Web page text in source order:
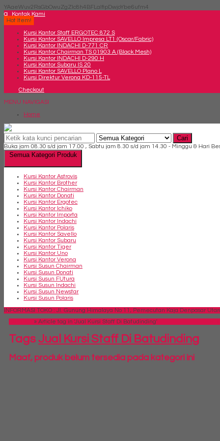
YAaeWuv2RsGbOwuZgZlc8h4BFLalfipDwjoYbe6ufm4
q
Kontak Kami
Hot Item!
Kursi Kantor Staff ERGOTEC 872 S
Kursi Kantor SAVELLO Impresa LT1 (Oscar/Fabric)
Kursi Kantor INDACHI D-771 CR
Kursi Kantor Chairman TS 01903 A (Black Mesh)
Kursi Kantor INDACHI D-290 H
Kursi Kantor Subaru IS 20
Kursi Kantor SAVELLO Plano L
Kursi Direktur Verona KD-115-TL
Checkout
MENU NAVIGASI
Home
Cari
Buka jam 08.30 s/d jam 17.00 , Sabtu jam 8.30 s/d jam 14.30 - Minggu & Hari
Semua Kategori Produk
Kursi Kantor Astrovis
Kursi Kantor Brother
Kursi Kantor Chairman
Kursi Kantor Donati
Kursi Kantor Ergotec
Kursi Kantor Ichiko
Kursi Kantor Importa
Kursi Kantor Indachi
Kursi Kantor Polaris
Kursi Kantor Savello
Kursi Kantor Subaru
Kursi Kantor Tiger
Kursi Kantor Uno
Kursi Kantor Verona
Kursi Susun Chairman
Kursi Susun Donati
Kursi Susun FUtura
Kursi Susun Indachi
Kursi Susun Newstar
Kursi Susun Polaris
INFORMASI TOKO : Jl. Gunung Himalaya No 11, Pemecutan Kaja Denpasar
» Article tag in 'Jual Kursi Staff Di Batudinding'
Tags Jual Kursi Staff Di Batudinding
Maaf, produk belum tersedia pada kategori ini